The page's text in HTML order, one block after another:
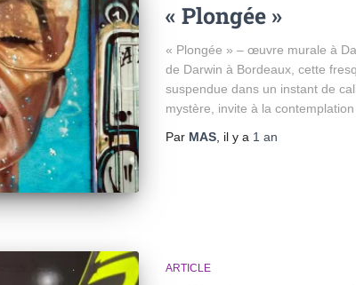
« Plongée »
« Plongée » – œuvre murale à
de Darwin à Bordeaux, cette
suspendue dans un instant de
mystère, invite à la
Par MAS, il y a 1 an
ARTICLE